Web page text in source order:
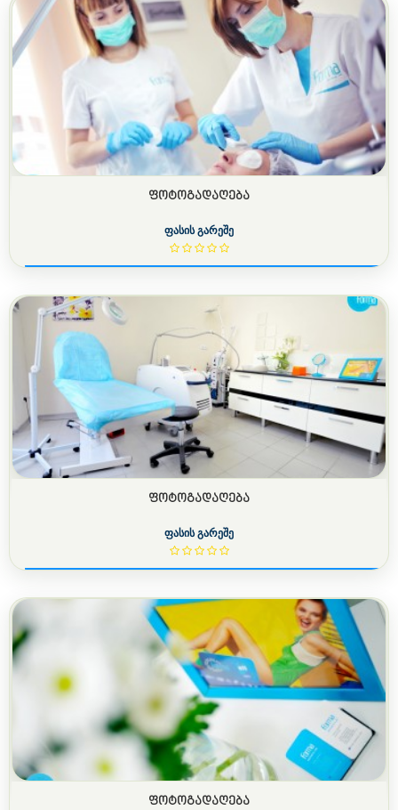
ᲤᲝᲢᲝᲒᲐᲓᲐᲦᲔᲑᲐ
ფასის გარეშე
ᲤᲝᲢᲝᲒᲐᲓᲐᲦᲔᲑᲐ
ფასის გარეშე
ᲤᲝᲢᲝᲒᲐᲓᲐᲦᲔᲑᲐ